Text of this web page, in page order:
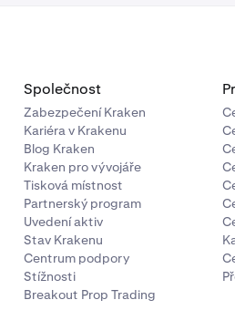
Společnost
Zabezpečení Kraken
Kariéra v Krakenu
Blog Kraken
Kraken pro vývojáře
Tisková místnost
Partnerský program
Uvedení aktiv
Stav Krakenu
Centrum podpory
Stížnosti
Breakout Prop Trading